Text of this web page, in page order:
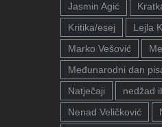
Jasmin Agić
Kritika/esej
Lejla
Marko Vešović
Međunarodni dan
Natječaji
nedžad
Nenad Veličković